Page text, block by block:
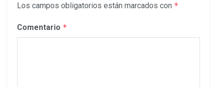
Los campos obligatorios están marcados con *
Comentario *